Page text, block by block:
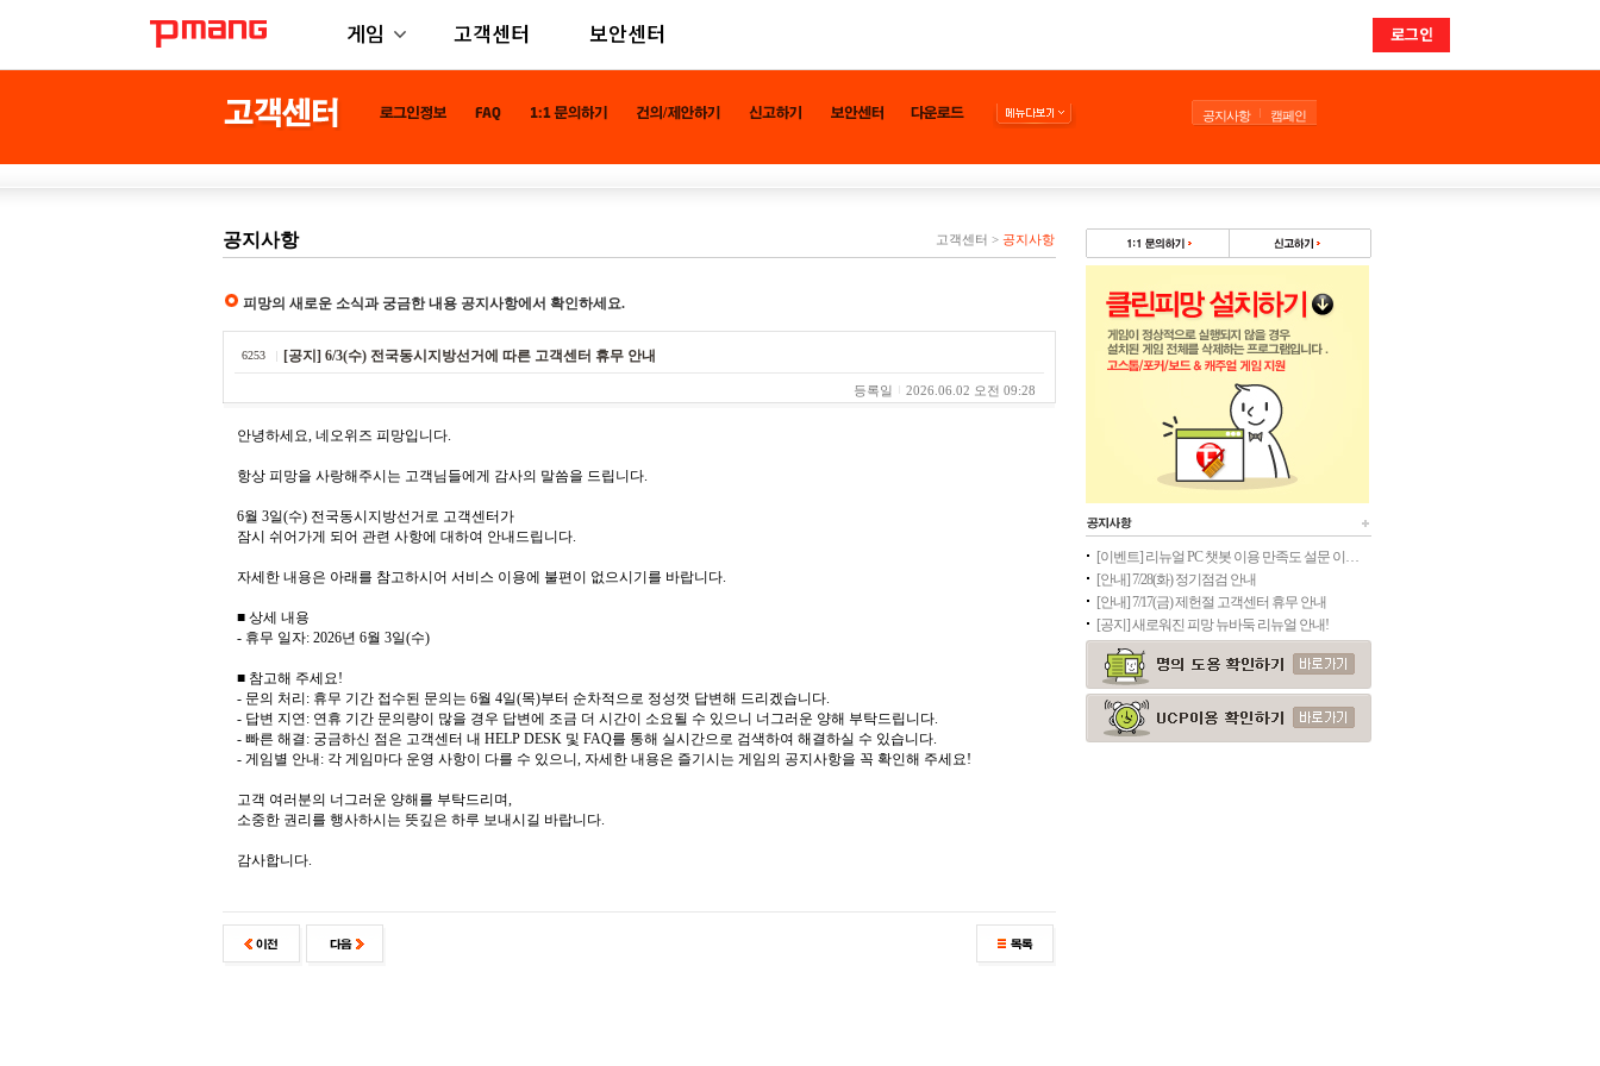
게임 고객센터 보안센터 로그인
공지사항 캠페인
공지사항 고객센터 > 공지사항
피망의 새로운 소식과 궁금한 내용 공지사항에서 확인하세요.
6253 [공지] 6/3(수) 전국동시지방선거에 따른 고객센터 휴무 안내
등록일 2026.06.02 오전 09:28
안녕하세요, 네오위즈 피망입니다.
항상 피망을 사랑해주시는 고객님들에게 감사의 말씀을 드립니다.
6월 3일(수) 전국동시지방선거로 고객센터가
잠시 쉬어가게 되어 관련 사항에 대하여 안내드립니다.
자세한 내용은 아래를 참고하시어 서비스 이용에 불편이 없으시기를 바랍니다.
■ 상세 내용
- 휴무 일자: 2026년 6월 3일(수)
■ 참고해 주세요!
- 문의 처리: 휴무 기간 접수된 문의는 6월 4일(목)부터 순차적으로 정성껏 답변해 드리겠습니다.
- 답변 지연: 연휴 기간 문의량이 많을 경우 답변에 조금 더 시간이 소요될 수 있으니 너그러운 양해 부탁드립니다.
- 빠른 해결: 궁금하신 점은 고객센터 내 HELP DESK 및 FAQ를 통해 실시간으로 검색하여 해결하실 수 있습니다.
- 게임별 안내: 각 게임마다 운영 사항이 다를 수 있으니, 자세한 내용은 즐기시는 게임의 공지사항을 꼭 확인해 주세요!
고객 여러분의 너그러운 양해를 부탁드리며,
소중한 권리를 행사하시는 뜻깊은 하루 보내시길 바랍니다.
감사합니다.
[이벤트] 리뉴얼 PC 챗봇 이용 만족도 설문 이벤트(종료)
[안내] 7/28(화) 정기점검 안내
[안내] 7/17(금) 제헌절 고객센터 휴무 안내
[공지] 새로워진 피망 뉴바둑 리뉴얼 안내!